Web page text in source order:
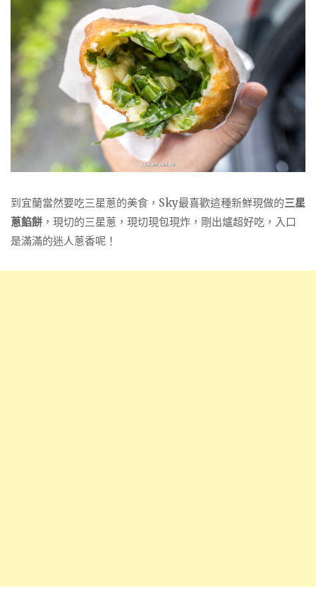
到宜蘭當然要吃三星蔥的美食，Sky最喜歡這種新鮮現做的三星
蔥餡餅 ，現切的三星蔥，現切現包現炸，剛出爐超好吃，入口
是滿滿的迷人蔥香呢！